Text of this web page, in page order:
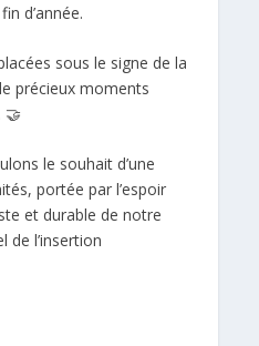
d’année.
sous le signe de la
précieux moments
🤝
le souhait d’une
portée par l’espoir
et durable de notre
de l’insertion